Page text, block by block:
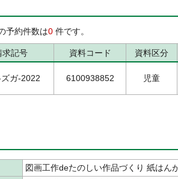
予約件数は0 件です。
求記号 資料コード 資料区分
ガ-2022 6100938852 児童
図画工作deたのしい作品づくり 紙はん